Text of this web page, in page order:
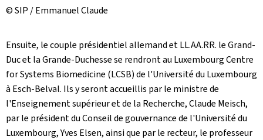
© SIP / Emmanuel Claude
Ensuite, le couple présidentiel allemand et LL.AA.RR. le Grand-
Duc et la Grande-Duchesse se rendront au Luxembourg Centre
for Systems Biomedicine (LCSB) de l'Université du Luxembourg
à Esch-Belval. Ils y seront accueillis par le ministre de
l'Enseignement supérieur et de la Recherche, Claude Meisch,
par le président du Conseil de gouvernance de l'Université du
Luxembourg, Yves Elsen, ainsi que par le recteur, le professeur